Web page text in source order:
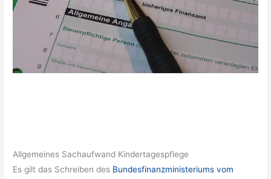
Allgemeines Sachaufwand Kindertagespflege
Es gilt das Schreiben des Bundesfinanzministeriums vom